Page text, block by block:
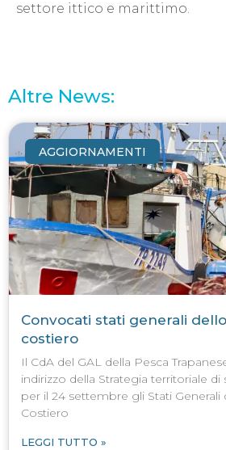
settore ittico e marittimo.
Altre News:
AGGIORNAMENTI
Convocati stati generali
costiero
Il CdA del GAL della Pesca
indirizzo della Strategia territoriale
per il 24 settembre gli Stati Generali
Costiero
LEGGI TUTTO »